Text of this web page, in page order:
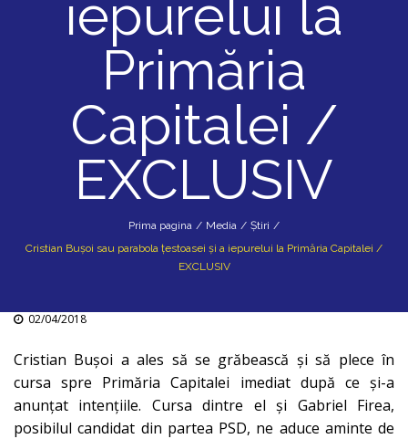
iepurelui la
Primăria
Capitalei /
EXCLUSIV
Prima pagina / Media / Știri /
Cristian Bușoi sau parabola țestoasei și a iepurelui la Primăria Capitalei /
EXCLUSIV
02/04/2018
Cristian Bușoi a ales să se grăbească și să plece în
cursa spre Primăria Capitalei imediat după ce și-a
anunțat intențiile. Cursa dintre el și Gabriel Firea,
posibilul candidat din partea PSD, ne aduce aminte de